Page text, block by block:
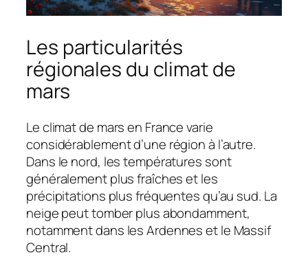
Les particularités
régionales du climat de
mars
Le climat de mars en France varie
considérablement d’une région à l’autre.
Dans le nord, les températures sont
généralement plus fraîches et les
précipitations plus fréquentes qu’au sud. La
neige peut tomber plus abondamment,
notamment dans les Ardennes et le Massif
Central.